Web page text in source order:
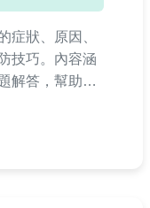
症狀、原因、
技巧。內容涵
解答，幫助您